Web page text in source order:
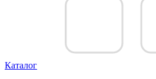
Каталог